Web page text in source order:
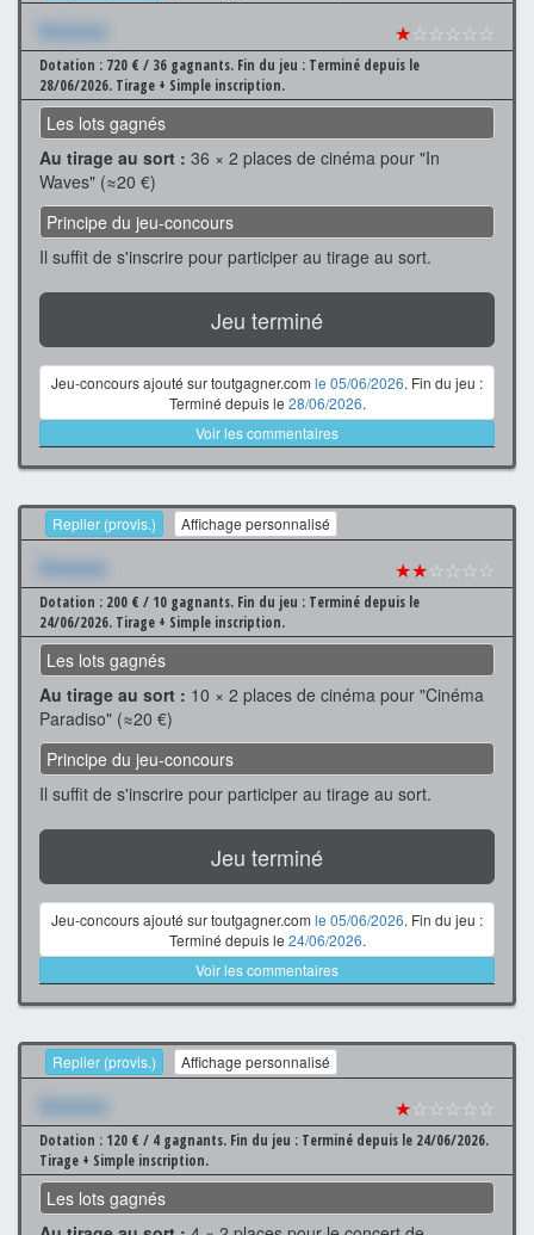
Xxxxxxx ★☆☆☆☆☆
Dotation : 720 € / 36 gagnants. Fin du jeu : Terminé depuis le
28/06/2026. Tirage + Simple inscription.
Les lots gagnés
Au tirage au sort : 36 × 2 places de cinéma pour "In
Waves" (≈20 €)
Principe du jeu-concours
Il suffit de s'inscrire pour participer au tirage au sort.
Jeu terminé
Jeu-concours ajouté sur toutgagner.com le 05/06/2026. Fin du jeu :
Terminé depuis le 28/06/2026.
Voir les commentaires
Replier (provis.) Affichage personnalisé
Xxxxxxx ★★☆☆☆☆
Dotation : 200 € / 10 gagnants. Fin du jeu : Terminé depuis le
24/06/2026. Tirage + Simple inscription.
Les lots gagnés
Au tirage au sort : 10 × 2 places de cinéma pour "Cinéma
Paradiso" (≈20 €)
Principe du jeu-concours
Il suffit de s'inscrire pour participer au tirage au sort.
Jeu terminé
Jeu-concours ajouté sur toutgagner.com le 05/06/2026. Fin du jeu :
Terminé depuis le 24/06/2026.
Voir les commentaires
Replier (provis.) Affichage personnalisé
Xxxxxxx ★☆☆☆☆☆
Dotation : 120 € / 4 gagnants. Fin du jeu : Terminé depuis le 24/06/2026.
Tirage + Simple inscription.
Les lots gagnés